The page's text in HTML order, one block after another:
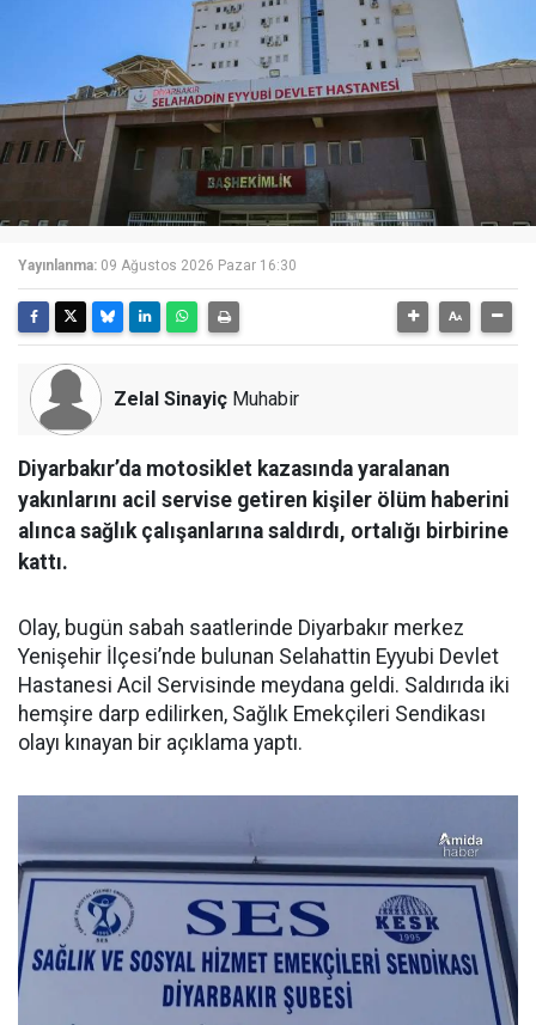
Yayınlanma: 09 Ağustos 2026 Pazar 16:30
Zelal Sinayiç Muhabir
Diyarbakır’da motosiklet kazasında yaralanan
yakınlarını acil servise getiren kişiler ölüm haberini
alınca sağlık çalışanlarına saldırdı, ortalığı birbirine
kattı.
Olay, bugün sabah saatlerinde Diyarbakır merkez
Yenişehir İlçesi’nde bulunan Selahattin Eyyubi Devlet
Hastanesi Acil Servisinde meydana geldi. Saldırıda iki
hemşire darp edilirken, Sağlık Emekçileri Sendikası
olayı kınayan bir açıklama yaptı.